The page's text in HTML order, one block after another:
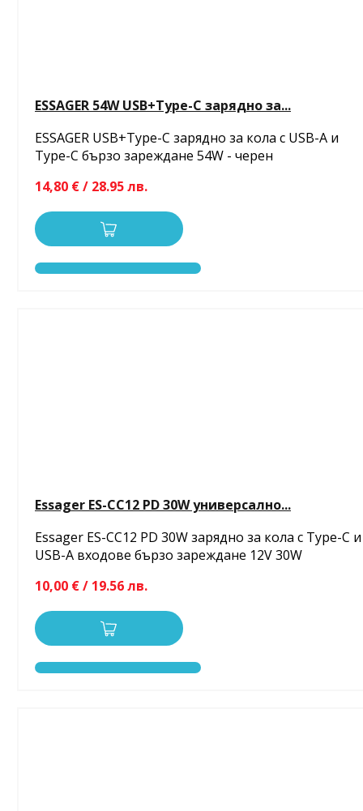
ESSAGER 54W USB+Type-C зарядно за...
ESSAGER USB+Type-C зарядно за кола с USB-A и
Type-C бързо зареждане 54W - черен
14,80 € / 28.95 лв.
Essager ES-CC12 PD 30W универсално...
Essager ES-CC12 PD 30W зарядно за кола с Type-C и
USB-A входове бързо зареждане 12V 30W
10,00 € / 19.56 лв.